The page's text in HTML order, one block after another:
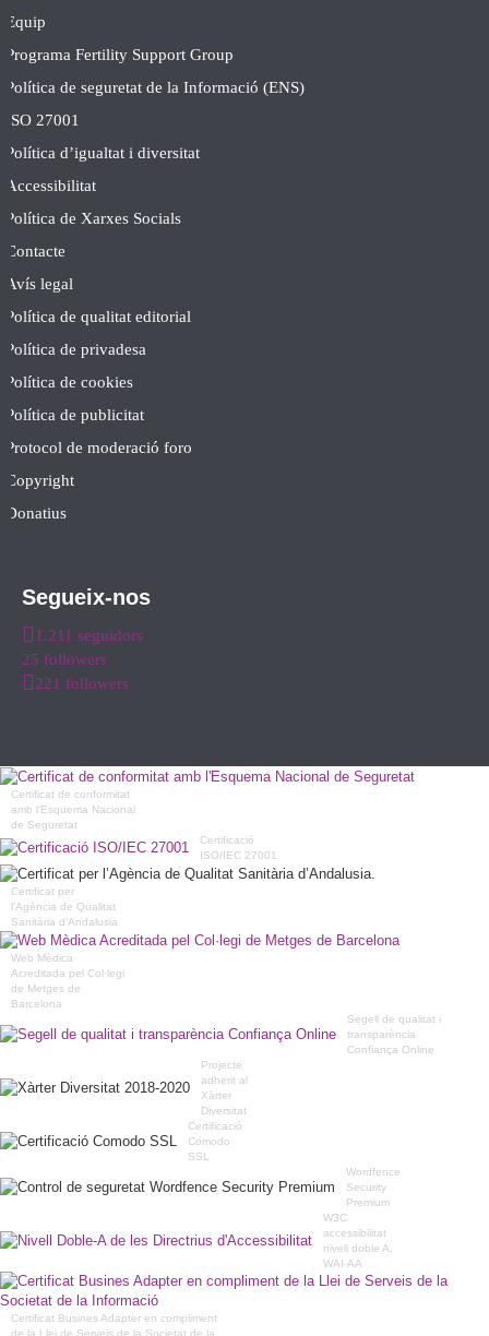
Equip
Programa Fertility Support Group
Política de seguretat de la Informació (ENS)
ISO 27001
Política d’igualtat i diversitat
Accessibilitat
Política de Xarxes Socials
Contacte
Avís legal
Política de qualitat editorial
Política de privadesa
Política de cookies
Política de publicitat
Protocol de moderació foro
Copyright
Donatius
Segueix-nos
1.211 seguidors
25 followers
221 followers
Certificat de conformitat
amb l'Esquema Nacional
de Seguretat
Certificació
ISO/IEC 27001
Certificat per
l’Agència de Qualitat
Sanitària d’Andalusia
Web Mèdica
Acreditada pel Col·legi
de Metges de
Barcelona
Segell de qualitat i
transparència
Confiança Online
Projecte
adherit al
Xàrter
Diversitat
Certificació
Comodo
SSL
Wordfence
Security
Premium
W3C
accessibilitat
nivell doble A,
WAI-AA
Certificat Busines Adapter en compliment
de la Llei de Serveis de la Societat de la